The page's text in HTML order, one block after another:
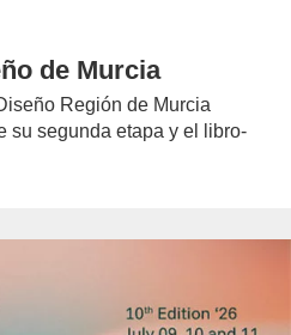
de Murcia
Región de Murcia
su segunda etapa y el libro-